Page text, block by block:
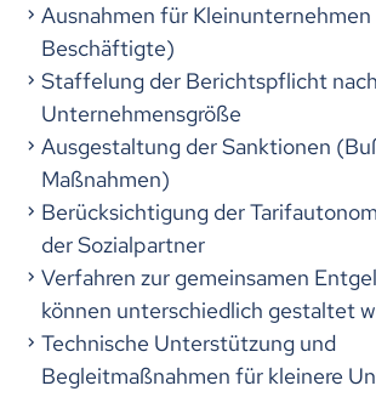
Ausnahmen für
Beschäftigte)
Staffelung der Berichtspflicht nach
Unternehmensgröße
Ausgestaltung der Sanktionen
Maßnahmen)
Berücksichtigung der
der Sozialpartner
Verfahren zur gemeinsamen
können unterschiedlich gestaltet
Technische Unterstützung und
Begleitmaßnahmen für kleinere